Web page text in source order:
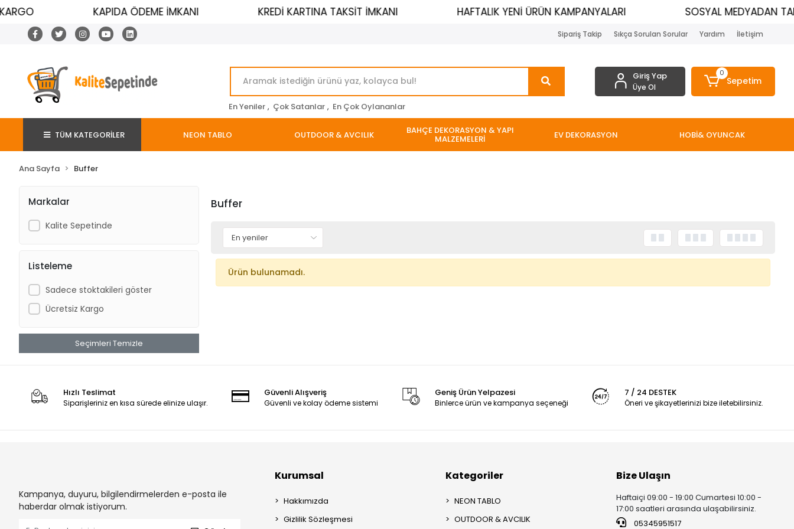
KAPIDA ÖDEME İMKANI KREDİ KARTINA TAKSİT İMKANI HAFTALIK YENİ ÜRÜN KAMPANYALARI SOSYAL MEDYADAN
Sipariş Takip Sıkça Sorulan Sorular Yardım İletişim
En Yeniler , Çok Satanlar , En Çok Oylananlar
Giriş Yap
Üye Ol
0
Sepetim
TÜM KATEGORİLER NEON TABLO OUTDOOR & AVCILIK BAHÇE DEKORASYON & YAPI
MALZEMELERİ EV DEKORASYON HOBİ& OYUNCAK
Ana Sayfa Buffer
Markalar
Kalite Sepetinde
Listeleme
Sadece stoktakileri göster
Ücretsiz Kargo
Seçimleri Temizle
Buffer
Ürün bulunamadı.
Hızlı Teslimat
Siparişleriniz en kısa sürede elinize ulaşır.
Güvenli Alışveriş
Güvenli ve kolay ödeme sistemi
Geniş Ürün Yelpazesi
Binlerce ürün ve kampanya seçeneği
7 / 24 DESTEK
Öneri ve şikayetlerinizi bize iletebilirsiniz.
Kampanya, duyuru, bilgilendirmelerden e-posta ile
haberdar olmak istiyorum.
Kurumsal
Hakkımızda
Gizlilik Sözleşmesi
Kategoriler
NEON TABLO
OUTDOOR & AVCILIK
Bize Ulaşın
Haftaiçi 09:00 - 19:00 Cumartesi 10:00 -
17:00 saatleri arasında ulaşabilirsiniz.
05345951517